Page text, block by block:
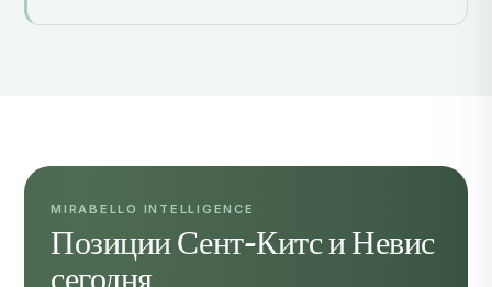
Позиции Сент-Китс и Невис
сегодня